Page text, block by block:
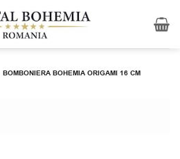
BOMBONIERA BOHEMIA ORIGAMI 16 CM